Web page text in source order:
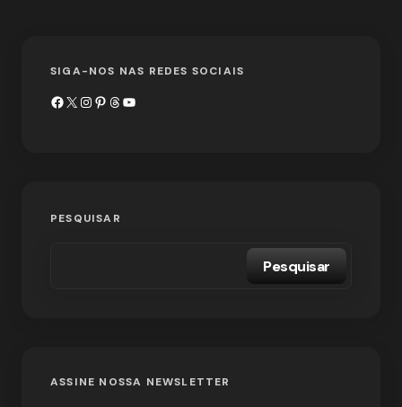
SIGA-NOS NAS REDES SOCIAIS
PESQUISAR
Pesquisar
ASSINE NOSSA NEWSLETTER